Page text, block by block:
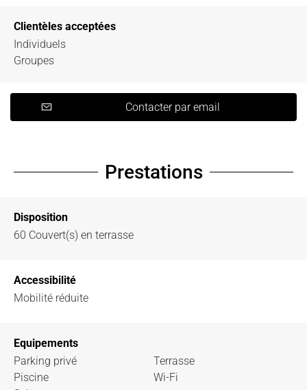
Clientèles acceptées
Individuels
Groupes
Contacter par email
Prestations
Disposition
60 Couvert(s) en terrasse
Accessibilité
Mobilité réduite
Equipements
Parking privé
Piscine
Terrasse
Wi-Fi